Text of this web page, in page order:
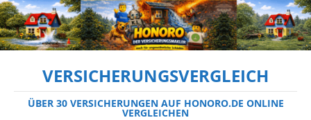
VERSICHERUNGSVERGLEICH
ÜBER 30 VERSICHERUNGEN AUF HONORO.DE ONLINE
VERGLEICHEN